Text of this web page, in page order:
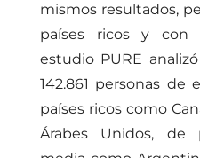
mismos resultados,
países ricos y con
estudio PURE
142.861 personas
países ricos como
Árabes Unidos, de